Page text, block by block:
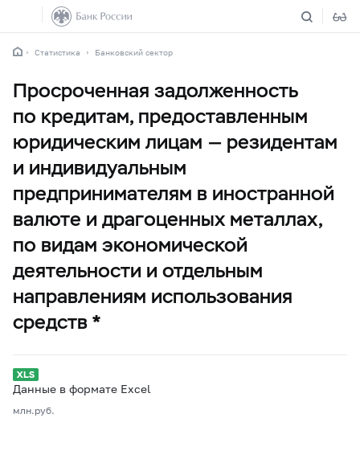
Статистика Банковский сектор
Просроченная задолженность
по кредитам, предоставленным
юридическим лицам — резидентам
и индивидуальным
предпринимателям в иностранной
валюте и драгоценных металлах,
по видам экономической
деятельности и отдельным
направлениям использования
средств *
Данные в формате Excel
млн.руб.